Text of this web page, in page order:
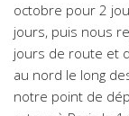
octobre pour 2
jours, puis nous
jours de route et
au nord le long
notre point de